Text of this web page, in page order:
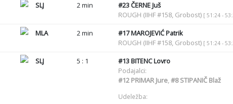
SLJ 2 min #23ČERNE Juš
ROUGH (IIHF #158, Grobost) [ 51:24 -
MLA 2 min #17MAROJEVIĆ Patrik
ROUGH (IIHF #158, Grobost) [ 51:24 -
SLJ 5 : 1 #13BITENC Lovro
Podajalci:
#12PRIMAR Jure,#8STIPANIČ Blaž
Udeležba: